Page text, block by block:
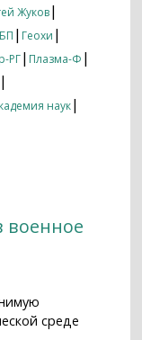
Жуков|
| Геохи |
РГ| Плазма-Ф |
|
наук|
военное
среде